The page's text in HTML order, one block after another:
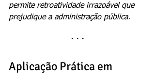
permite retroatividade irrazoável que
prejudique a administração pública.
· · ·
Aplicação Prática em